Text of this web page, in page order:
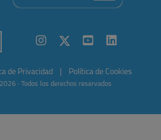
de Privacidad Política de Cookies
· Todos los derechos reservados